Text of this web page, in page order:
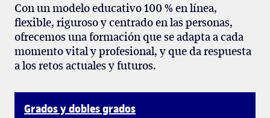
Con un modelo educativo 100 % en línea,
flexible, riguroso y centrado en las personas,
ofrecemos una formación que se adapta a cada
momento vital y profesional, y que da respuesta
a los retos actuales y futuros.
Grados y dobles grados